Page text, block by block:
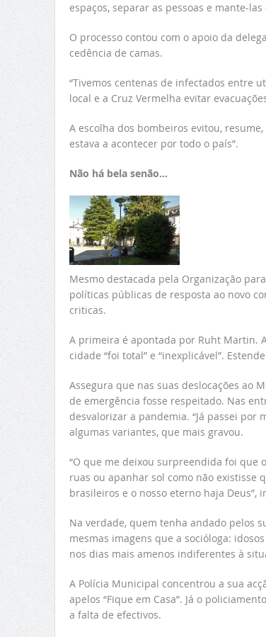
espaços, separar as pessoas e mante-
O processo contou com o apoio da
cedência de camas.
“Tivemos centenas de infectados entre
local e a Cruz Vermelha evitar
A escolha dos bombeiros evitou,
estava a acontecer por todo o país”.
Não há bela senão…
Mesmo destacada pela Organização
políticas públicas de resposta ao novo
criticas.
A primeira é apontada por Ruht Martin.
cidade “foi total” e “inexplicável”.
Assegura que nas suas deslocações ao
de emergência fosse respeitado. Nas
desvalorizar a pandemia. “Já passei por
algumas variantes, que mais gravou.
“O que me deixou surpreendida foi que
ruas ou apanhar sol como não existisse
brasileiros e o nosso eterno haja Deus”,
Na verdade, quem tenha andado pelos
mesmas imagens que a socióloga:
nos dias mais amenos indiferentes à
A Polícia Municipal concentrou a sua
apelos “Fique em Casa”. Já o
a falta de efectivos.